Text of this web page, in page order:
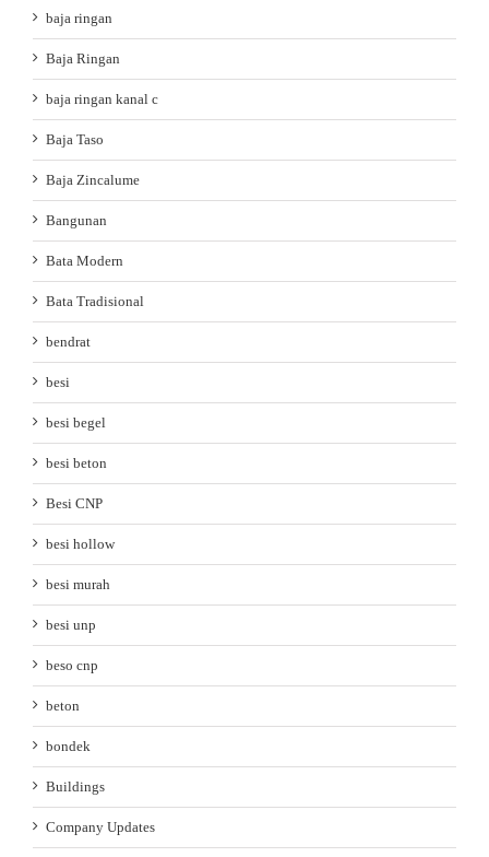
baja ringan
Baja Ringan
baja ringan kanal c
Baja Taso
Baja Zincalume
Bangunan
Bata Modern
Bata Tradisional
bendrat
besi
besi begel
besi beton
Besi CNP
besi hollow
besi murah
besi unp
beso cnp
beton
bondek
Buildings
Company Updates